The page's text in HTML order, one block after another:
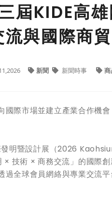
屆KIDE高雄
與國際商
新聞 新聞時事 商
國際市場並建立產業合作機會
發明暨設計展（2026
× 技術 × 商務交流」的國際
過全球會員網絡與專業交流